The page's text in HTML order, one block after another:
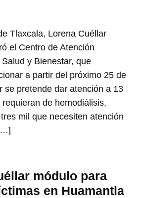
Tlaxcala, Lorena Cuéllar
el Centro de Atención
y Bienestar, que
a partir del próximo 25 de
se pretende dar atención a 13
de hemodiálisis,
mil que necesiten atención
módulo para
en Huamantla